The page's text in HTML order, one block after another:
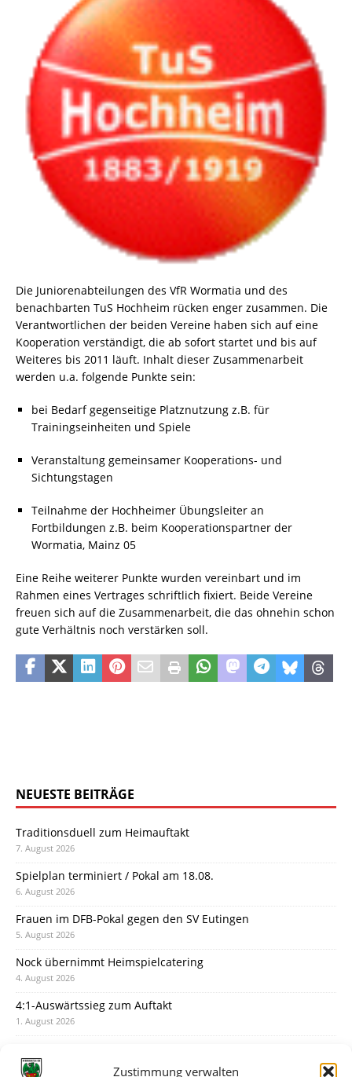
Zustimmung verwalten
Die Juniorenabteilungen des VfR Wormatia und des
benachbarten TuS Hochheim rücken enger zusammen. Die
Verantwortlichen der beiden Vereine haben sich auf eine
Kooperation verständigt, die ab sofort startet und bis auf
Weiteres bis 2011 läuft. Inhalt dieser Zusammenarbeit
werden u.a. folgende Punkte sein:
bei Bedarf gegenseitige Platznutzung z.B. für
Trainingseinheiten und Spiele
Veranstaltung gemeinsamer Kooperations- und
Sichtungstagen
Teilnahme der Hochheimer Übungsleiter an
Fortbildungen z.B. beim Kooperationspartner der
Wormatia, Mainz 05
Eine Reihe weiterer Punkte wurden vereinbart und im
Rahmen eines Vertrages schriftlich fixiert. Beide Vereine
freuen sich auf die Zusammenarbeit, die das ohnehin schon
gute Verhältnis noch verstärken soll.
NEUESTE BEITRÄGE
Traditionsduell zum Heimauftakt
7. August 2026
Spielplan terminiert / Pokal am 18.08.
6. August 2026
Frauen im DFB-Pokal gegen den SV Eutingen
5. August 2026
Nock übernimmt Heimspielcatering
4. August 2026
4:1-Auswärtssieg zum Auftakt
1. August 2026
31. Juli 2026